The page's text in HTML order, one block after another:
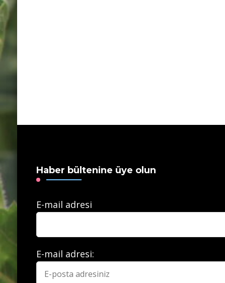
Haber bültenine üye olun
E-mail adresi
E-mail adresi: